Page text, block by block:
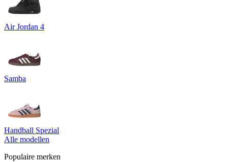
Air Jordan 4
Samba
Handball Spezial
Alle modellen
Populaire merken